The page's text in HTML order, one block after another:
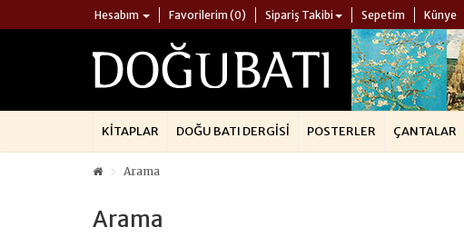
Hesabım Favorilerim (0) Sipariş Takibi Sepetim Künye
KITAPLAR DOĞU BATI DERGISI POSTERLER ÇANTALAR
Arama
Arama